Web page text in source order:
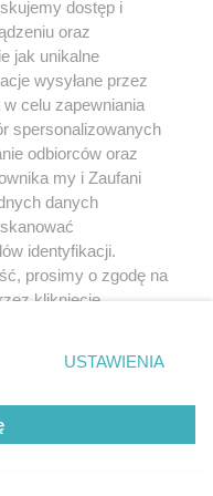
czy nie?
i stanął w
do szpitala
6
dostęp i
oraz
jak unikalne
wysyłane przez
celu zapewniania
spersonalizowanych
odbiorców oraz
my i Zaufani
danych
identyfikacji.
prosimy o zgodę na
kliknięcie
prywatności
strony
zgody
się takiemu
zastosowanie tylko
USTAWIENIA